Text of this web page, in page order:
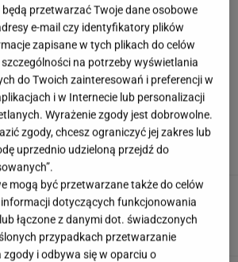
Stanisława Soyki o ostatnich chwilach
"Nie było z nim nikogo"
to do doniczki przed urlopem. Rośliny
zostaną bez wody
przetwarzać Twoje dane osobowe
e-mail czy identyfikatory plików
zapisane w tych plikach do celów
na potrzeby wyświetlania
do Twoich zainteresowań i preferencji w
i w Internecie lub personalizacji
Wyrażenie zgody jest dobrowolne.
zgody, chcesz ograniczyć jej zakres lub
uprzednio udzieloną przejdź do
mogą być przetwarzane także do celów
informacji dotyczących funkcjonowania
łączone z danymi dot. świadczonych
przypadkach przetwarzanie
i odbywa się w oparciu o